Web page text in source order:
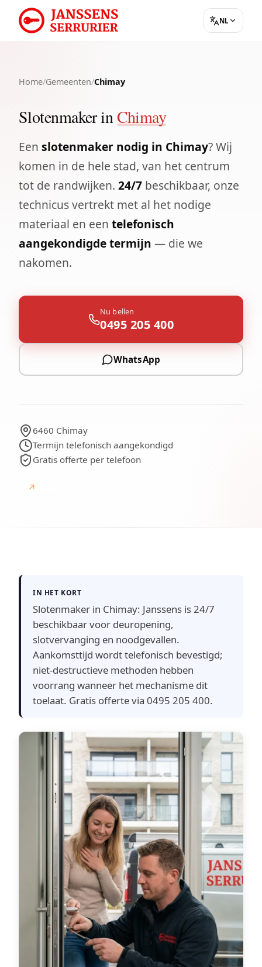
NL
Home/Gemeenten/Chimay
Slotenmaker inChimay
Een slotenmaker nodig in Chimay? Wij
komen in de hele stad, van het centrum
tot de randwijken. 24/7 beschikbaar, onze
technicus vertrekt met al het nodige
materiaal en een telefonisch
aangekondigde termijn — die we
nakomen.
Nu bellen
0495 205 400
WhatsApp
6460 Chimay
Termijn telefonisch aangekondigd
Gratis offerte per telefoon
↗
IN HET KORT
Slotenmaker in Chimay: Janssens is 24/7
beschikbaar voor deuropening,
slotvervanging en noodgevallen.
Aankomsttijd wordt telefonisch bevestigd;
niet-destructieve methoden hebben
voorrang wanneer het mechanisme dit
toelaat. Gratis offerte via 0495 205 400.